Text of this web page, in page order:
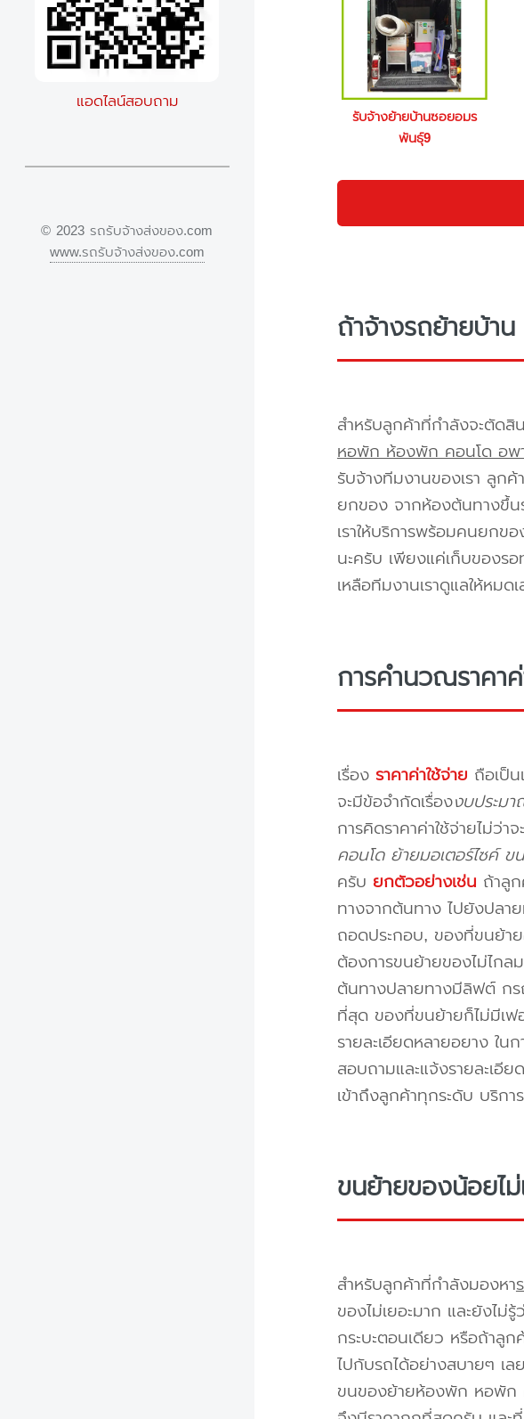
รับจ้างย้ายบ้านซอยอมร
พันธุ์9
ถ้าจ้างรถย้ายบ้า
สำหรับลูกค้าที่กำลังจะตัดสิ
หอพัก ห้องพัก คอนโด อพ
รับจ้างทีมงานของเรา ลูกค้
ยกของ จากห้องต้นทางขึ้น
เราให้บริการพร้อมคนยก
นะครับ เพียงแค่เก็บของร
เหลือทีมงานเราดูแลให้หมด
การคำนวณราคา
เรื่อง ราคาค่าใช้จ่าย ถือเป็
จะมีข้อจำกัดเรื่องงบประม
การคิดราคาค่าใช้จ่ายไม่ว่า
คอนโด ย้ายมอเตอร์ไซค์
ครับ ยกตัวอย่างเช่น ถ้าลู
ทางจากต้นทาง ไปยังปลา
ถอดประกอบ, ของที่ขนย้าย
ต้องการขนย้ายของไม่ไกล
ต้นทางปลายทางมีลิฟต์ กร
ที่สุด ของที่ขนย้ายก็ไม่มีเฟ
รายละเอียดหลายอยาง ใน
สอบถามและแจ้งรายละเอี
เข้าถึงลูกค้าทุกระดับ บริก
ขนย้ายของน้อยไม่
สำหรับลูกค้าที่กำลังมองหา
ของไม่เยอะมาก และยังไม่
กระบะตอนเดียว หรือถ้าลู
ไปกับรถได้อย่างสบายๆ เ
ขนของย้ายห้องพัก หอพัก
แอดไลน์สอบถาม
© 2023 รถรับจ้างส่งของ.com
www.รถรับจ้างส่งของ.com